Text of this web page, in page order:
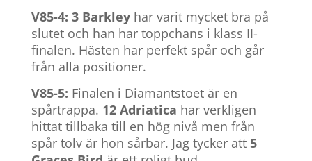
V85-4: 3 Barkleyhar varit mycket bra på
slutet och han har toppchans i klass II-
finalen. Hästen har perfekt spår och går
från alla positioner.
V85-5: Finalen i Diamantstoet är en
spårtrappa. 12 Adriatica har verkligen
hittat tillbaka till en hög nivå men från
spår tolv är hon sårbar. Jag tycker att 5